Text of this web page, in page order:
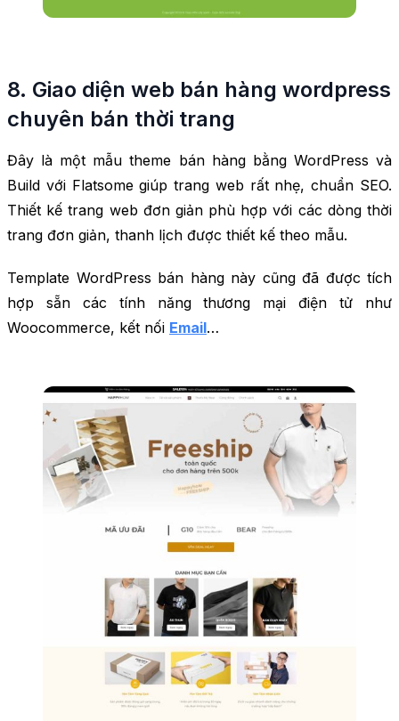
8. Giao diện web bán hàng wordpress
chuyên bán thời trang
Đây là một mẫu theme bán hàng bằng WordPress và
Build với Flatsome giúp trang web rất nhẹ, chuẩn SEO.
Thiết kế trang web đơn giản phù hợp với các dòng thời
trang đơn giản, thanh lịch được thiết kế theo mẫu.
Template WordPress bán hàng này cũng đã được tích
hợp sẵn các tính năng thương mại điện tử như
Woocommerce, kết nối Email…